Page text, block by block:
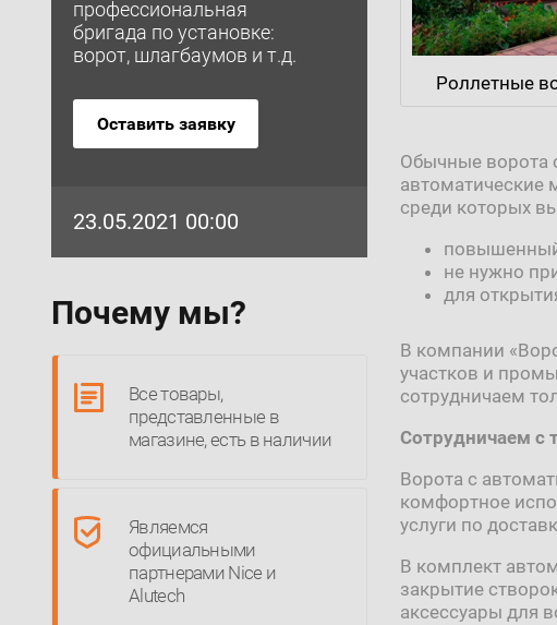
профессиональная
бригада по установке:
ворот, шлагбаумов и т.д.
Оставить заявку
23.05.2021 00:00
Почему мы?
Все товары,
представленные в
магазине, есть в наличии
Являемся
официальными
партнерами Nice и
Alutech
Роллетные
Обычные ворота
автоматические
среди которых
повышенный
не нужно
для
В компании
участков и
сотрудничаем
Сотрудничаем с
Ворота с
комфортное
услуги по
В комплект
закрытие
аксессуары для